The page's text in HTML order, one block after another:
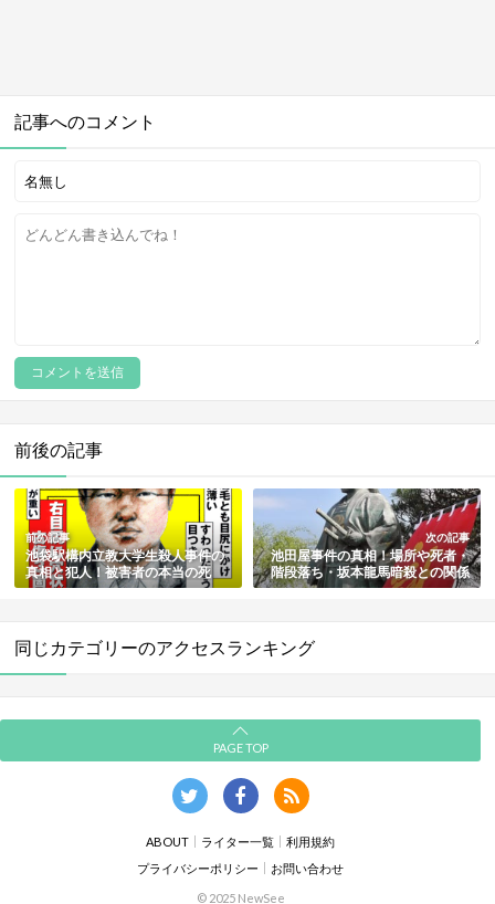
記事へのコメント
前後の記事
前の記事
池袋駅構内立教大学生殺人事件の
真相と犯人！被害者の本当の死
因・なんJでの陰謀説・遺族の現在
次の記事
池田屋事件の真相！場所や死者・
階段落ち・坂本龍馬暗殺との関係
などわかりやすく解説
同じカテゴリーのアクセスランキング
PAGE TOP
ABOUT ライター一覧
利用規約
プライバシーポリシー
お問い合わせ
© 2025 NewSee